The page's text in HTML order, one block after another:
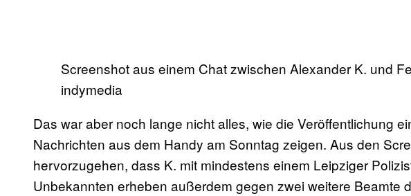
Screenshot aus einem Chat zwischen Alexander K. und
indymedia
Das war aber noch lange nicht alles, wie die Veröffentlichung
Nachrichten aus dem Handy am Sonntag zeigen. Aus den
hervorzugehen, dass K. mit mindestens einem Leipziger
Unbekannten erheben außerdem gegen zwei weitere Beamte